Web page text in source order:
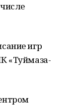
игр
«Туймаза-